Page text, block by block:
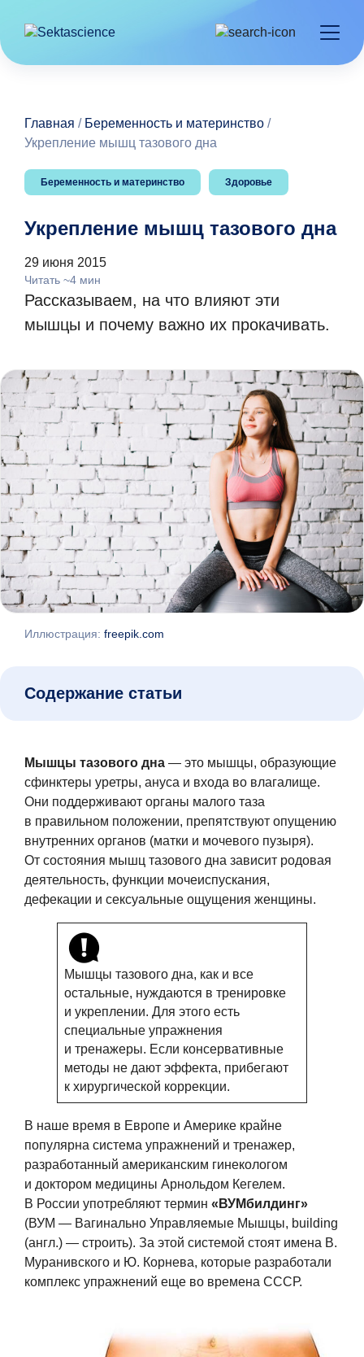
Главная / Беременность и материнство /
Укрепление мышц тазового дна
Беременность и материнство Здоровье
Укрепление мышц тазового дна
29 июня 2015
Читать ~4 мин
Рассказываем, на что влияют эти
мышцы и почему важно их прокачивать.
Иллюстрация: freepik.com
Мышцы тазового дна — это мышцы, образующие
сфинктеры уретры, ануса и входа во влагалище.
Они поддерживают органы малого таза
в правильном положении, препятствуют опущению
внутренних органов (матки и мочевого пузыря).
От состояния мышц тазового дна зависит родовая
деятельность, функции мочеиспускания,
дефекации и сексуальные ощущения женщины.
Мышцы тазового дна, как и все
остальные, нуждаются в тренировке
и укреплении. Для этого есть
специальные упражнения
и тренажеры. Если консервативные
методы не дают эффекта, прибегают
к хирургической коррекции.
В наше время в Европе и Америке крайне
популярна система упражнений и тренажер,
разработанный американским гинекологом
и доктором медицины Арнольдом Кегелем.
В России употребляют термин «ВУМбилдинг»
(ВУМ — Вагинально Управляемые Мышцы, building
(англ.) — строить). За этой системой стоят имена В.
Муранивского и Ю. Корнева, которые разработали
комплекс упражнений еще во времена СССР.
Содержание статьи